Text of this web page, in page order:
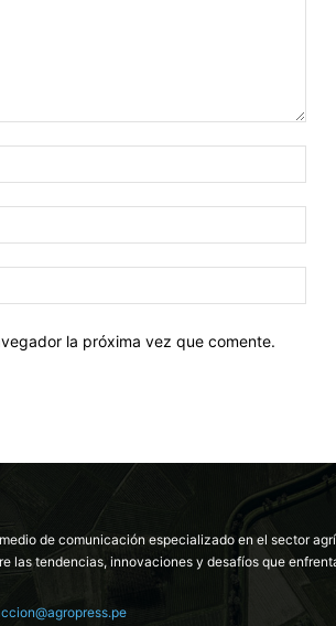
la próxima vez que comente.
de comunicación especializado en el sector
las tendencias, innovaciones y desafíos que